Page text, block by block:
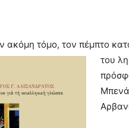
ακόμη τόμο, τον πέμπτο
του